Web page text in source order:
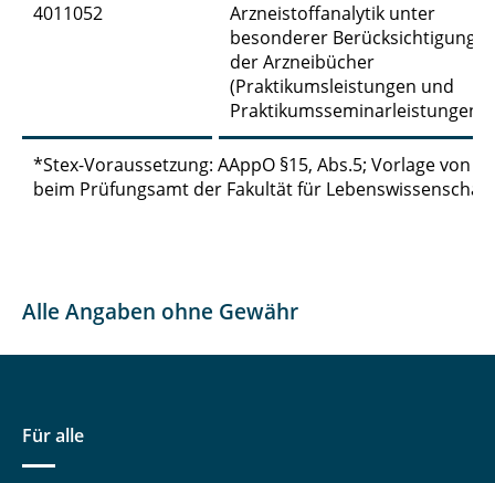
*Stex-Voraussetzung: AAppO §15, Abs.5; Vorlage von
beim Prüfungsamt der Fakultät für
4011052
Arzneistoffanalytik unter
besonderer Berücksichtigung
der Arzneibücher
(Praktikumsleistungen und
Praktikumsseminarleistungen)
Alle Angaben ohne Gewähr
Für alle